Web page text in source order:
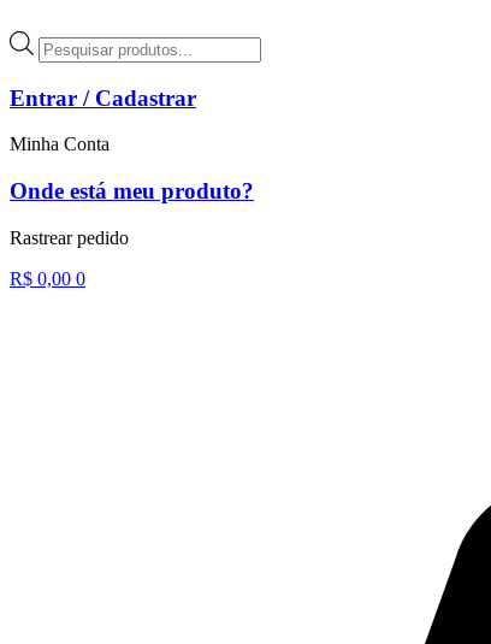
paraPesquisar
produtos
Entrar / Cadastrar
Minha Conta
Onde está meu produto?
Rastrear pedido
R$ 0,00 0